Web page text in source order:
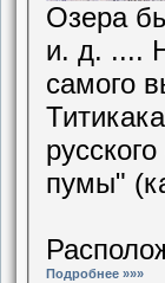
Озера
и. д. ....
самого
пумы"
Подробнее »»»